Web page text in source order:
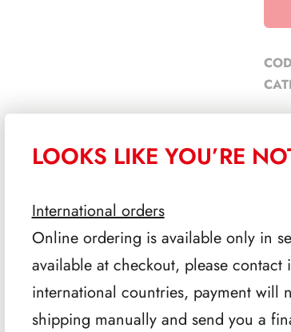
PRODOTTI CORRELATI
LOOKS LIKE YOU’RE
International orders
Online ordering is available only in
available at checkout, please contact
international countries, payment will
shipping manually and send you a